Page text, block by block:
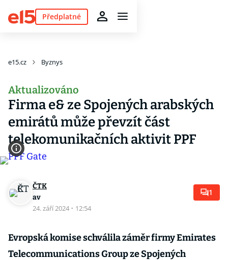
Předplatné
e15.cz Byznys
Aktualizováno
Firma e& ze Spojených arabských
emirátů může převzít část
telekomunikačních aktivit PPF
ČTK
av
24. září 2024 · 12:54
1
Evropská komise schválila záměr firmy Emirates
Telecommunications Group ze Spojených